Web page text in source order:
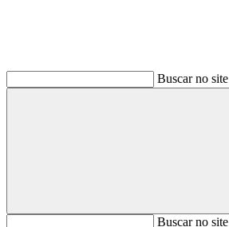
Buscar no site
BuscarBuscar no site